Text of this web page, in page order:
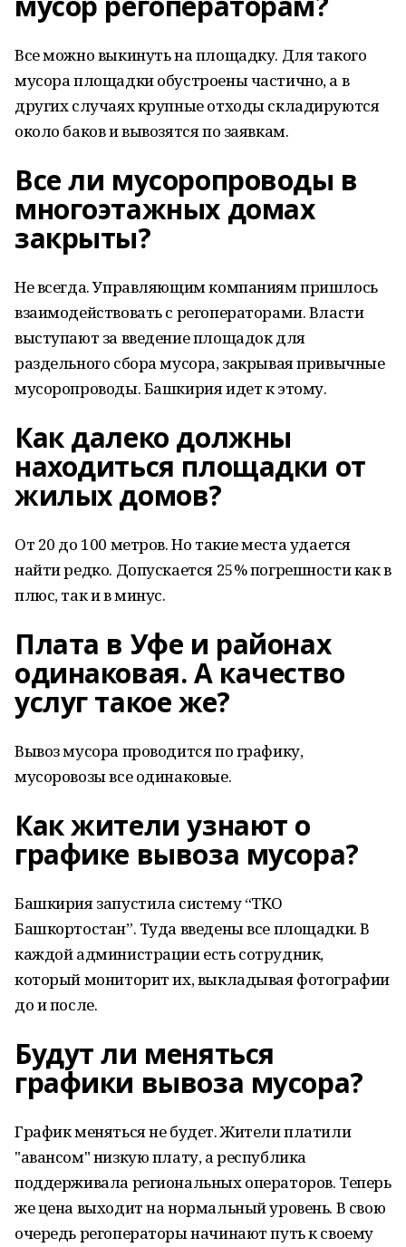
Все можно выкинуть на площадку. Для такого
мусора площадки обустроены частично, а в
других случаях крупные отходы складируются
около баков и вывозятся по заявкам.
Все ли мусоропроводы в
многоэтажных домах
закрыты?
Не всегда. Управляющим компаниям пришлось
взаимодействовать с регоператорами. Власти
выступают за введение площадок для
раздельного сбора мусора, закрывая привычные
мусоропроводы. Башкирия идет к этому.
Как далеко должны
находиться площадки от
жилых домов?
От 20 до 100 метров. Но такие места удается
найти редко. Допускается 25% погрешности как в
плюс, так и в минус.
Плата в Уфе и районах
одинаковая. А качество
услуг такое же?
Вывоз мусора проводится по графику,
мусоровозы все одинаковые.
Как жители узнают о
графике вывоза мусора?
Башкирия запустила систему “ТКО
Башкортостан”. Туда введены все площадки. В
каждой администрации есть сотрудник,
который мониторит их, выкладывая фотографии
до и после.
Будут ли меняться
графики вывоза мусора?
График меняться не будет. Жители платили
"авансом" низкую плату, а республика
поддерживала региональных операторов. Теперь
же цена выходит на нормальный уровень. В свою
очередь регоператоры начинают путь к своему